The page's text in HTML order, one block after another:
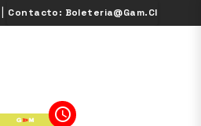
| Contacto: Boleteria@gam.cl
access_time